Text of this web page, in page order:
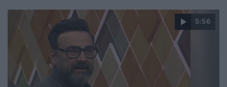
annak hiánya a fertőzés egyik melegágya lehet.
5:56